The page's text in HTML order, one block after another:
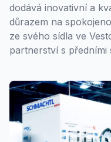
dodává inovativní a
důrazem na
ze svého sídla ve
partnerství s předními